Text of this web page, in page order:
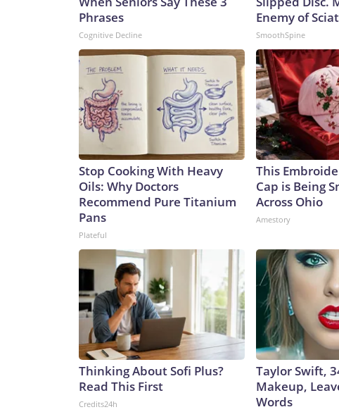
las elecciones intermedias, quieren ver victorias”.Sin
tiempo en el plano político. Los elevados precios de
ser la guinda en mal estado de un helado muy poco
Trump tienen cierto sentido estratégico. Si se quiere
que se tiene prisa por salir del conflicto debido a las
presión.Pero los republicanos quizá quieran empezar
dice en serio, y que no le importa lo que la guerra con
los republicanos deben de estar furiosos de que él
acciones impopulares— quienes ponen en peligro
Network, Inc., a Warner Bros. Discovery Company.
Phrases
Cognitive Decline
Enemy of
SmoothSpine
Stop Cooking With Heavy
Oils: Why Doctors
Recommend Pure Titanium
Pans
Plateful
This
Cap is Being
Across Ohio
Amestory
Thinking About Sofi Plus?
Read This First
Credits24h
Taylor Swift,
Makeup,
Words